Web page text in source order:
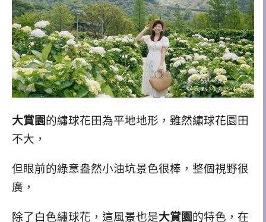
大賞園的繡球花田為平地地形， 雖然繡球花園田
不大，
但眼前的綠意盎然小油坑景色很棒，整個視野很
廣，
除了白色繡球花，這風景也是大賞園的特色，在